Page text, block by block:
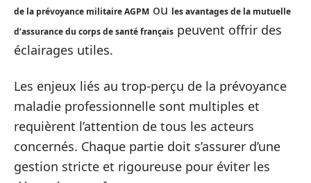
de la prévoyance militaire AGPM ou les avantages de la mutuelle
d’assurance du corps de santé français peuvent offrir des
éclairages utiles.
Les enjeux liés au trop-perçu de la prévoyance
maladie professionnelle sont multiples et
requièrent l’attention de tous les acteurs
concernés. Chaque partie doit s’assurer d’une
gestion stricte et rigoureuse pour éviter les